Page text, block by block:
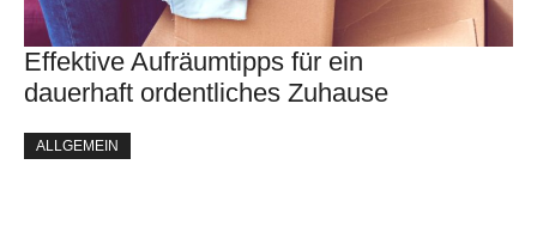
Effektive Aufräumtipps für ein
dauerhaft ordentliches Zuhause
ALLGEMEIN